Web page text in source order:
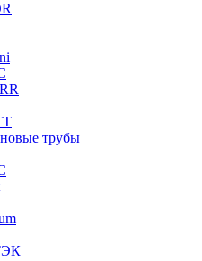
трубы